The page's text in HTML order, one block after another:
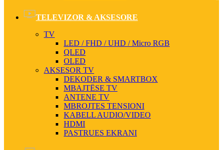
TELEVIZOR & AKSESORE
TV
LED / FHD / UHD / Micro RGB
QLED
OLED
AKSESOR TV
DEKODER & SMARTBOX
MBAJTËSE TV
ANTENE TV
MBROJTES TENSIONI
KABELL AUDIO/VIDEO
HDMI
PASTRUES EKRANI